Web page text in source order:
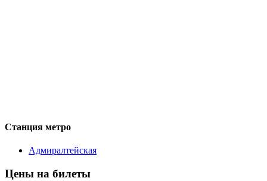
Станция метро
Адмиралтейская
Цены на билеты